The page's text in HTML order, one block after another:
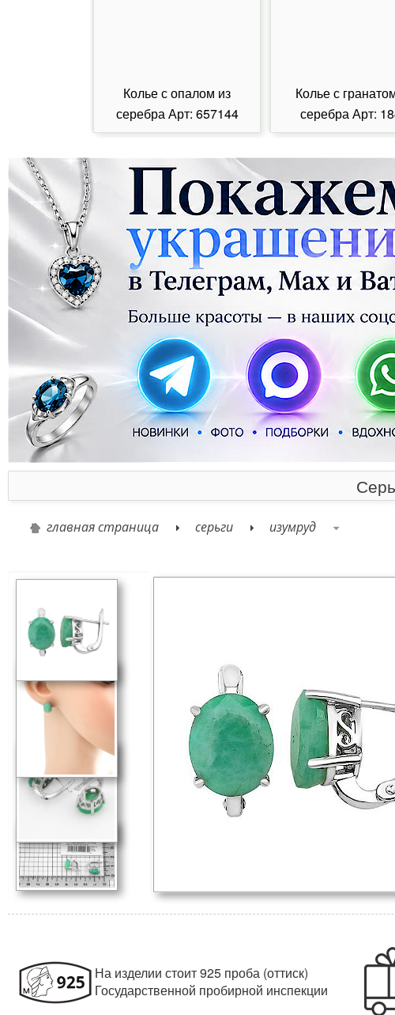
Колье с опалом из
серебра Арт: 657144
Колье с
серебра Арт:
главная страница серьги изумруд
На изделии стоит 925 проба (оттиск)
Государственной пробирной инспекции